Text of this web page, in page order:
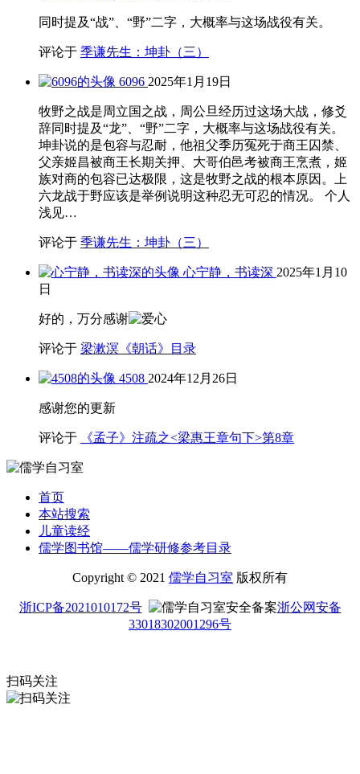
同时提及“战”、“野”二字，大概率与这场战役有关。
评论于 季谦先生：坤卦（三）
6096 2025年1月19日
牧野之战是周立国之战，周公旦经历过这场大战，修爻
辞同时提及“龙”、“野”二字，大概率与这场战役有关。
坤卦说的是包容与忍耐，他祖父季历冤死于商王囚禁、
父亲姬昌被商王长期关押、大哥伯邑考被商王烹煮，姬
族对商的包容已达极限，这是牧野之战的根本原因。上
六龙战于野应该是举例说明这种忍无可忍的情况。 个人
浅见…
评论于 季谦先生：坤卦（三）
心宁静，书读深 2025年1月10
日
好的，万分感谢
评论于 梁漱溟《朝话》目录
4508 2024年12月26日
感谢您的更新
评论于 《孟子》注疏之<梁惠王章句下>第8章
首页
本站搜索
儿童读经
儒学图书馆——儒学研修参考目录
Copyright © 2021 儒学自习室 版权所有
浙ICP备2021010172号
浙公网安备
33018302001296号
扫码关注